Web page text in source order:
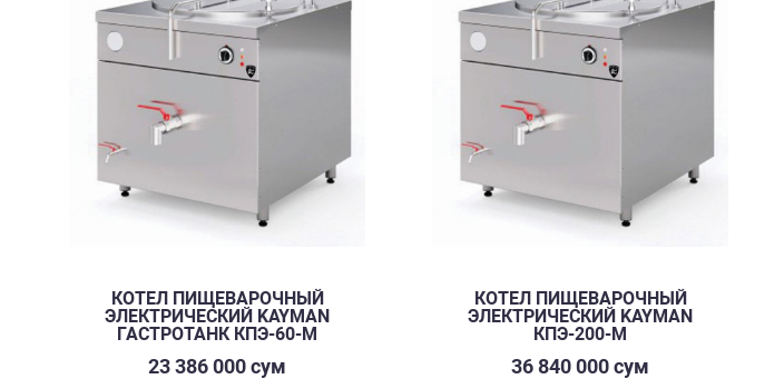
КOТЕЛ ПИЩЕВАРОЧНЫЙ
ЭЛЕКТРИЧЕСКИЙ KAYMAN
ГАСТРОТАНК КПЭ-60-М
23 386 000 сум
КOТЕЛ ПИЩЕВАРОЧНЫЙ
ЭЛЕКТРИЧЕСКИЙ KAYMAN
КПЭ-200-М
36 840 000 сум